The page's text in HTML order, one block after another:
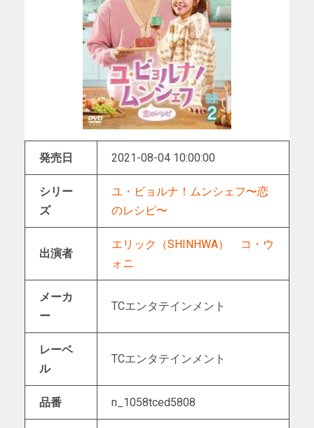
発売日 2021-08-04 10:00:00
シリー
ズ
ユ・ビョルナ！ムンシェフ〜恋
のレシピ〜
出演者
エリック（SHINHWA）
コ・ウ
ォニ
メーカ
ー
TCエンタテインメント
レーベ
ル
TCエンタテインメント
品番 n_1058tced5808